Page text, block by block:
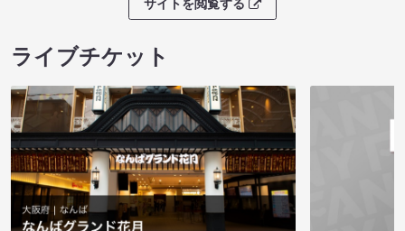
サイトを閲覧する
ライブチケット